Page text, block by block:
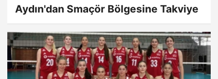
Aydın'dan Smaçör Bölgesine Takviye